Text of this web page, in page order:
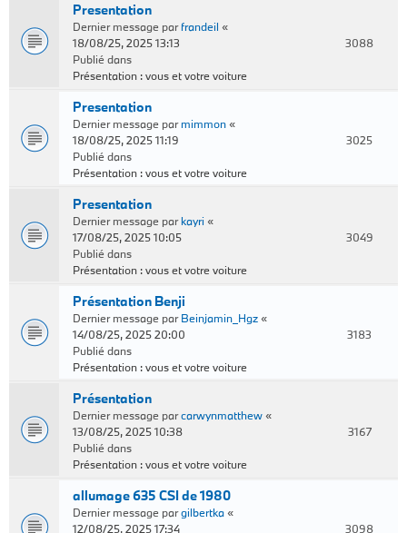
Presentation
Dernier message parfrandeil «
18/08/25, 2025 13:13
Publié dans
Présentation : vous et votre voiture
3088
Presentation
Dernier message parmimmon«
18/08/25, 2025 11:19
Publié dans
Présentation : vous et votre voiture
3025
Presentation
Dernier message parkayri «
17/08/25, 2025 10:05
Publié dans
Présentation : vous et votre voiture
3049
Présentation Benji
Dernier message parBeinjamin_Hgz«
14/08/25, 2025 20:00
Publié dans
Présentation : vous et votre voiture
3183
Présentation
Dernier message parcarwynmatthew«
13/08/25, 2025 10:38
Publié dans
Présentation : vous et votre voiture
3167
allumage 635 CSI de 1980
Dernier message pargilbertka«
12/08/25, 2025 17:34
3098